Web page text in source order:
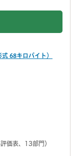
68キロバイト）
価表、13部門）